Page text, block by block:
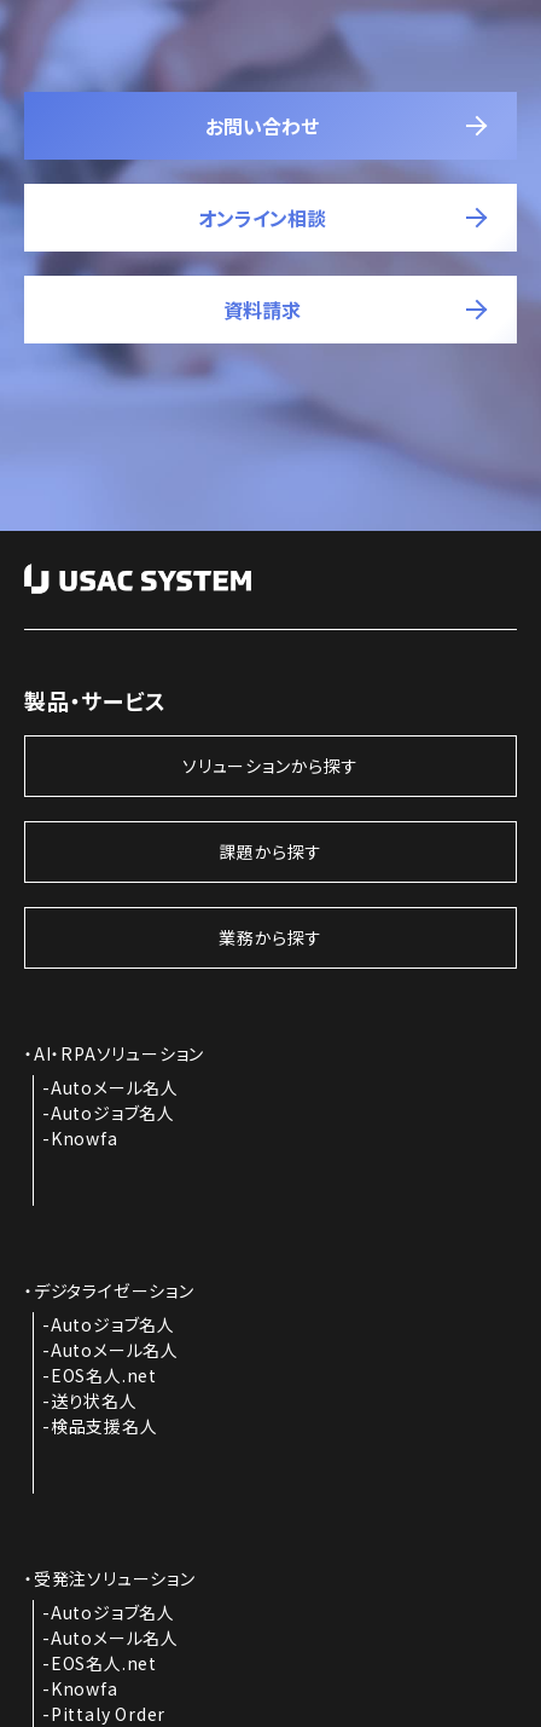
お問い合わせ
オンライン相談
資料請求
製品・サービス
ソリューションから探す
課題から探す
業務から探す
AI・RPAソリューション
Autoメール名人
Autoジョブ名人
Knowfa
デジタライゼーション
Autoジョブ名人
Autoメール名人
EOS名人.net
送り状名人
検品支援名人
受発注ソリューション
Autoジョブ名人
Autoメール名人
EOS名人.net
Knowfa
Pittaly Order